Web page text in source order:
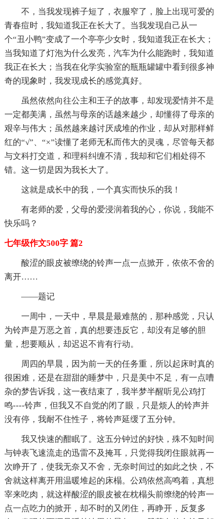
不，当我发现裤子短了，衣服窄了，脸上出现可爱的
青春痘时，我知道我正在长大了。当我发现自己从一
个“丑小鸭”变成了一个亭亭少女时，我知道我正在长大；
当我知道了灯泡为什么发亮，汽车为什么能跑时，我知道
我正在长大；当我在化学实验室的瓶瓶罐罐中看到很多神
奇的现象时，我发现成长的感觉真好。
虽然依然向往公主和王子的故事，却发现爱情并不是
一定都美满，虽然与母亲的话越来越少，却懂得了母亲的
艰辛与伟大；虽然越来越讨厌成堆的作业，却从对那样鲜
红的“√”、“×”读懂了老师无私而伟大的灵魂，尽管每天都
与文科打交道，和理科纠缠不清，我却和它们相处得不
错。这一切是因为我长大了。
这就是成长中的我，一个真实而快乐的我！
有老师的爱，父母的爱浸润着我的心，你说，我能不
快乐吗？
七年级作文500字 篇2
酸涩的眼皮被缭绕的铃声一点一点掀开，依依不舍的
离开……
——题记
一周中，一天中，早晨是最难熬的，那种感觉，只认
为铃声是万恶之首，真的想要违反它，却没有足够的胆
量，想要顺从，却迟迟不肯有行动。
周四的早晨，因为前一天的任务重，所以起床时真的
很困难，还是在甜甜的睡梦中，只是美中不足，有一点嘈
杂的梦告诉我，这一夜结束了，我半梦半醒听见公鸡打
鸣----铃声，但我又不自觉的闭了眼，只是烦人的铃声并
没有停，我耐不住性子，将铃声延缓了五分钟。
我又快速的酣眠了。这五分钟过的好快，殊不知时间
与钟表飞速流走的迅雷不及掩耳，只觉得我闭住眼就再一
次睁开了，使我无奈又不舍，无奈时间过的如此之快，不
舍就这样离开用温暖堆起的床榻。公鸡依然高鸣着，真想
宰来吃肉，就这样酸涩的眼皮被在枕榻头前缭绕的铃声一
点一点吃力的掀开，却不时的又闭住，再睁开，反复多